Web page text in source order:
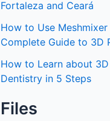
Fortaleza and Ceará
How to Use
Complete Guide to 3D
How to Learn about
Dentistry in 5 Steps
Files